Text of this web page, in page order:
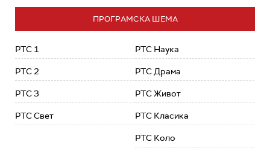
ПРОГРАМСКА ШЕМА
РТС 1
РТС 2
РТС 3
РТС Свет
РТС Наука
РТС Драма
РТС Живот
РТС Класика
РТС Коло